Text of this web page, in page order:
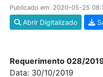
Publicado em: 2020-05-25
Abrir Digitalizado
Requerimento 028/
Data: 30/10/2019